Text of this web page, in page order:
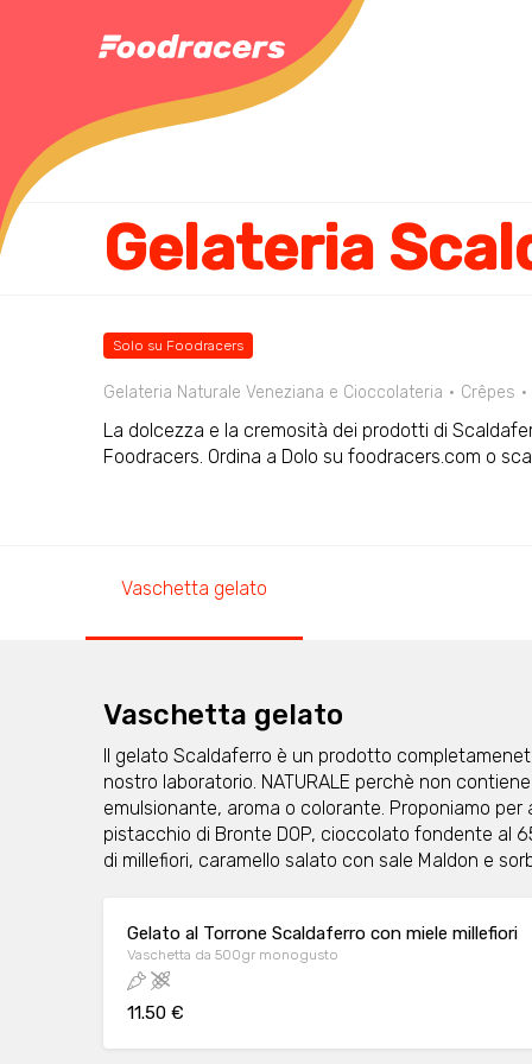
Gelateria
Solo su Foodracers
Gelateria Naturale Veneziana e Cioccolateria Crêpes
La dolcezza e la cremosità dei prodotti di
Foodracers. Ordina a Dolo su foodracers.com o
Vaschetta gelato
Vaschetta gelato
Il gelato Scaldaferro è un prodotto
nostro laboratorio. NATURALE perchè non
emulsionante, aroma o colorante. Proponiamo
pistacchio di Bronte DOP, cioccolato fondente al
di millefiori, caramello salato con sale Maldon e
Gelato al Torrone Scaldaferro con miele millefiori
Vaschetta da 500gr monogusto
11.50 €